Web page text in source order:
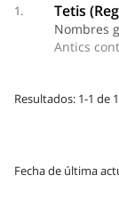
1. Tetis
Nombres
Antics
Resultados: 1-1 de 1
Fecha de última